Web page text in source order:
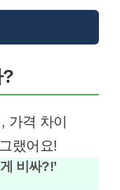
?
가격 차이
랬어요!
비싸?!’